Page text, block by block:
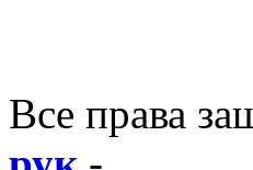
Все права